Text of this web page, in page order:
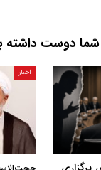
دوست داشته
اخبار